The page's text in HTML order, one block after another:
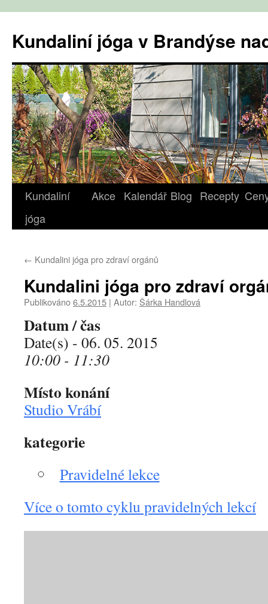
obsahu
webu
Kundaliní jóga v Brandýse
Kundaliní
jóga
Akce Kalendář Blog Recepty
← Kundalini jóga pro zdraví orgánů
Kundalini jóga pro zdraví
Publikováno6.5.2015 | Autor: Šárka Handlová
Datum / čas
Date(s) - 06. 05. 2015
10:00 - 11:30
Místo konání
Studio Vrábí
kategorie
Pravidelné lekce
Více o tomto cyklu pravidelných lekcí